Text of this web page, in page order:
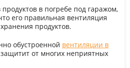
в погребе под гаражом,
его правильная вентиляция
продуктов.
обустроенной вентиляции в
от многих неприятных